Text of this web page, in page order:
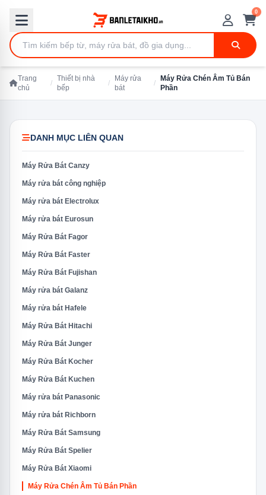
0
Trang
chủ
/
Thiết bị nhà
bếp
/
Máy rửa
bát
/
Máy Rửa Chén Âm Tủ Bán
Phần
DANH MỤC LIÊN QUAN
Máy Rửa Bát Canzy
Máy rửa bát công nghiệp
Máy rửa bát Electrolux
Máy rửa bát Eurosun
Máy Rửa Bát Fagor
Máy Rửa Bát Faster
Máy Rửa Bát Fujishan
Máy rửa bát Galanz
Máy rửa bát Hafele
Máy Rửa Bát Hitachi
Máy Rửa Bát Junger
Máy Rửa Bát Kocher
Máy Rửa Bát Kuchen
Máy rửa bát Panasonic
Máy rửa bát Richborn
Máy Rửa Bát Samsung
Máy Rửa Bát Spelier
Máy Rửa Bát Xiaomi
Máy Rửa Chén Âm Tủ Bán Phần